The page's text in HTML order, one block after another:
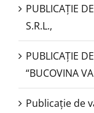
PUBLICAȚIE
S.R.L.,
PUBLICAŢIE
“BUCOVINA
Publicație de